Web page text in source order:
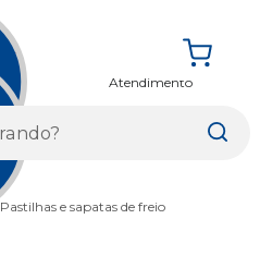
Atendimento
Pastilhas e sapatas de freio